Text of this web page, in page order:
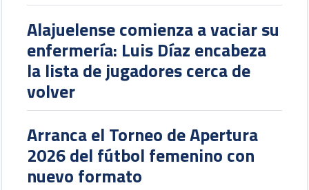
Alajuelense comienza a vaciar su
enfermería: Luis Díaz encabeza
la lista de jugadores cerca de
volver
Arranca el Torneo de Apertura
2026 del fútbol femenino con
nuevo formato